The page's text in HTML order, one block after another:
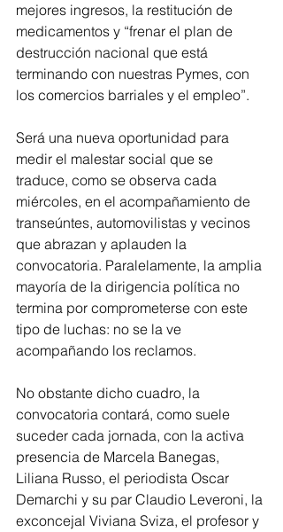
mejores ingresos, la restitución de
medicamentos y “frenar el plan de
destrucción nacional que está
terminando con nuestras Pymes, con
los comercios barriales y el empleo”.
Será una nueva oportunidad para
medir el malestar social que se
traduce, como se observa cada
miércoles, en el acompañamiento de
transeúntes, automovilistas y vecinos
que abrazan y aplauden la
convocatoria. Paralelamente, la amplia
mayoría de la dirigencia política no
termina por comprometerse con este
tipo de luchas: no se la ve
acompañando los reclamos.
No obstante dicho cuadro, la
convocatoria contará, como suele
suceder cada jornada, con la activa
presencia de Marcela Banegas,
Liliana Russo, el periodista Oscar
Demarchi y su par Claudio Leveroni, la
exconcejal Viviana Sviza, el profesor y